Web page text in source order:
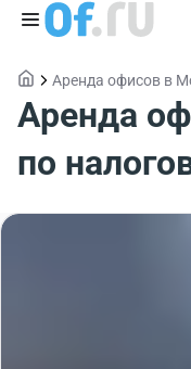
Аренда офисов в
Аренда
по